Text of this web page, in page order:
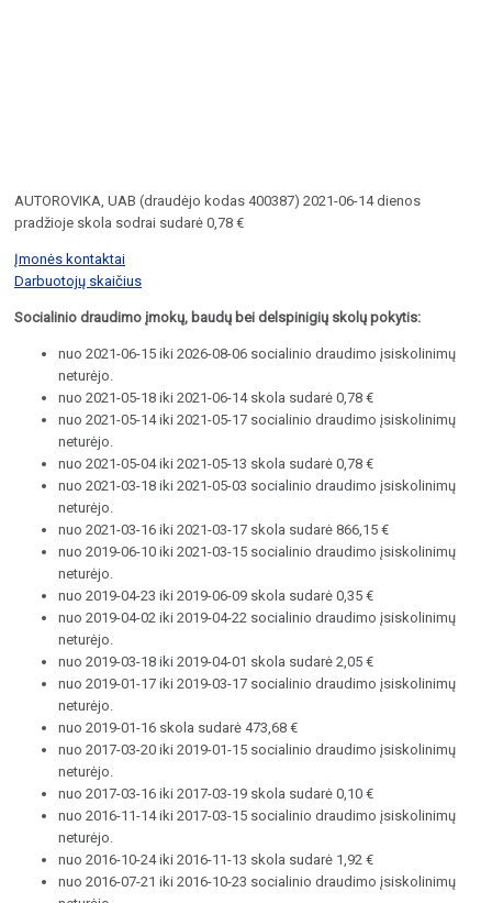
AUTOROVIKA, UAB (draudėjo kodas 400387) 2021-06-14 dienos
pradžioje skola sodrai sudarė 0,78 €
Įmonės kontaktai
Darbuotojų skaičius
Socialinio draudimo įmokų, baudų bei delspinigių skolų pokytis:
nuo 2021-06-15 iki 2026-08-06 socialinio draudimo įsiskolinimų
neturėjo.
nuo 2021-05-18 iki 2021-06-14 skola sudarė 0,78 €
nuo 2021-05-14 iki 2021-05-17 socialinio draudimo įsiskolinimų
neturėjo.
nuo 2021-05-04 iki 2021-05-13 skola sudarė 0,78 €
nuo 2021-03-18 iki 2021-05-03 socialinio draudimo įsiskolinimų
neturėjo.
nuo 2021-03-16 iki 2021-03-17 skola sudarė 866,15 €
nuo 2019-06-10 iki 2021-03-15 socialinio draudimo įsiskolinimų
neturėjo.
nuo 2019-04-23 iki 2019-06-09 skola sudarė 0,35 €
nuo 2019-04-02 iki 2019-04-22 socialinio draudimo įsiskolinimų
neturėjo.
nuo 2019-03-18 iki 2019-04-01 skola sudarė 2,05 €
nuo 2019-01-17 iki 2019-03-17 socialinio draudimo įsiskolinimų
neturėjo.
nuo 2019-01-16 skola sudarė 473,68 €
nuo 2017-03-20 iki 2019-01-15 socialinio draudimo įsiskolinimų
neturėjo.
nuo 2017-03-16 iki 2017-03-19 skola sudarė 0,10 €
nuo 2016-11-14 iki 2017-03-15 socialinio draudimo įsiskolinimų
neturėjo.
nuo 2016-10-24 iki 2016-11-13 skola sudarė 1,92 €
nuo 2016-07-21 iki 2016-10-23 socialinio draudimo įsiskolinimų